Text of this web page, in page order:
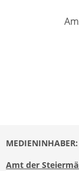
MEDIENINHABER:
Amt der